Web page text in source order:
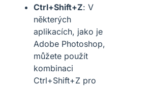
Ctrl+Shift+Z: V
některých
aplikacích, jako je
Adobe Photoshop,
můžete použít
kombinaci
Ctrl+Shift+Z pro